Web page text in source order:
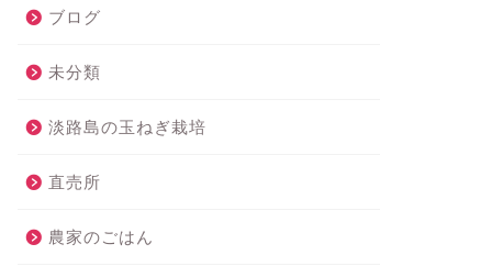
ブログ
未分類
淡路島の玉ねぎ栽培
直売所
農家のごはん